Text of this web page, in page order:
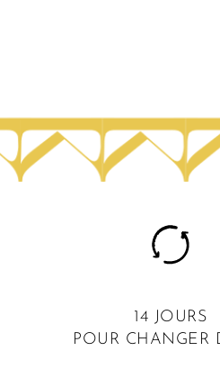
14 JOURS
POUR CHANGER